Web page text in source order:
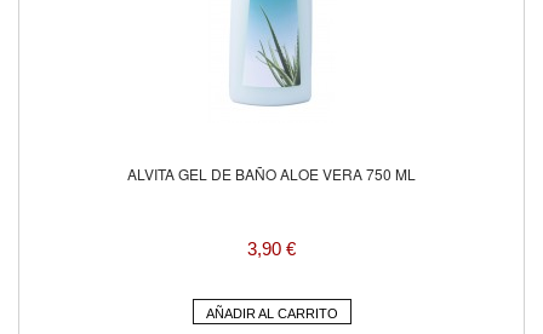
ALVITA GEL DE BAÑO ALOE VERA 750 ML
3,90 €
AÑADIR AL CARRITO